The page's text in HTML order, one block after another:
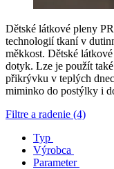
Dětské látkové pleny
technologií tkaní v
měkkost. Dětské
dotyk. Lze je použít
přikrývku v teplých
miminko do postýlky i
Filtre a radenie (4)
Typ
Výrobca
Parameter